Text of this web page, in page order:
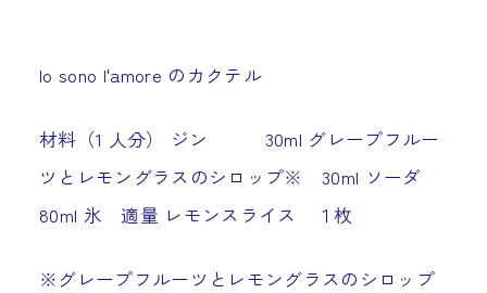
Io sono l'amore のカクテル
材料（1 人分） ジン 30ml グレープフルー
ツとレモングラスのシロップ※ 30ml ソーダ
80ml 氷 適量 レモンスライス １枚
※グレープフルーツとレモングラスのシロップ